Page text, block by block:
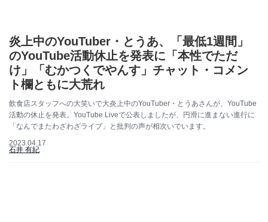
炎上中のYouTuber・とうあ、「最低1週間」
のYouTube活動休止を発表に「本性でただ
け」「むかつくでやんす」チャット・コメン
ト欄ともに大荒れ
飲食店スタッフへの大笑いで大炎上中のYouTuber・とうあさんが、YouTube
活動の休止を発表。YouTube Liveで公表しましたが、円滑に進まない進行に
「なんでまたわざわざライブ」と批判の声が相次いでいます。
2023.04.17
石井 有紀